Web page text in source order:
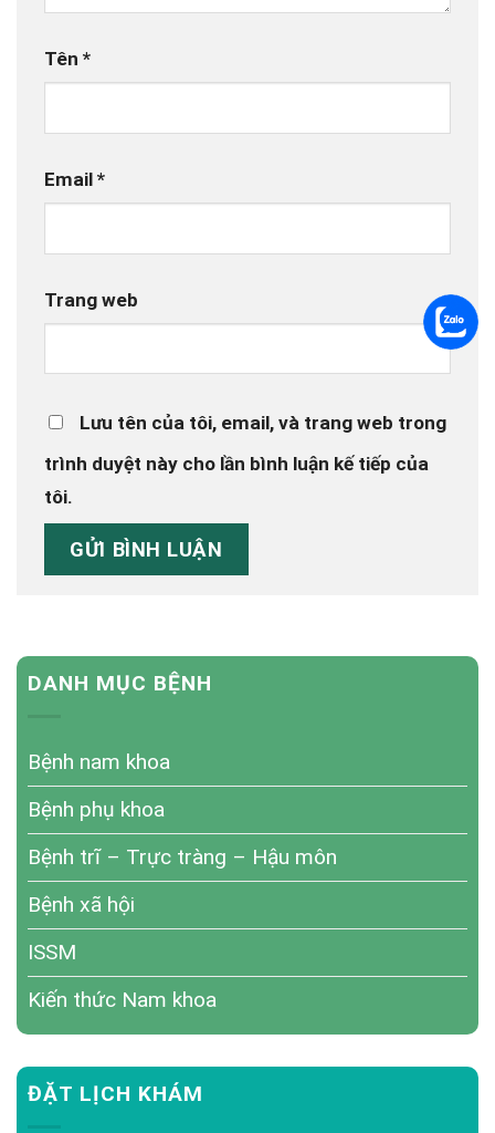
DANH MỤC BỆNH
Bệnh nam khoa
Bệnh phụ khoa
Bệnh trĩ – Trực tràng – Hậu môn
Bệnh xã hội
ISSM
Kiến thức Nam khoa
ĐẶT LỊCH KHÁM
Tên *
Email *
Trang web
Lưu tên của tôi, email, và trang web trong
trình duyệt này cho lần bình luận kế tiếp của
tôi.